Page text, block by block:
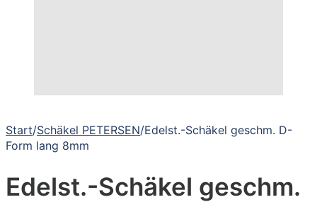
Start/Schäkel PETERSEN/Edelst.-Schäkel geschm. D-
Form lang 8mm
Edelst.-Schäkel geschm.